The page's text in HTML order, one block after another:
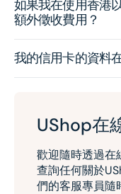
如果我在使用香港
額外徵收費用？
我的信用卡的資料
UShop在
歡迎隨時透過
查詢任何關於
們的客服專員隨